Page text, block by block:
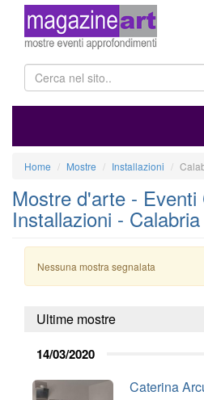
Home Mostre Installazioni
Mostre d'arte - Eventi
Installazioni - Calabria
Nessuna mostra segnalata
Ultime mostre
14/03/2020
Caterina